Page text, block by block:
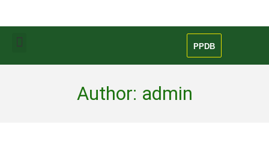
PPDB
Author: admin